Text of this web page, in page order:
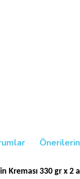
Kreması 330 gr x 2